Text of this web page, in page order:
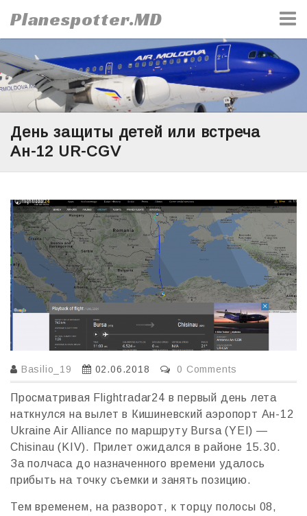
to
content
Planespotter.MD
День защиты детей или встреча
Ан-12 UR-CGV
Basilio_19 02.06.2018 0 Comments
Просматривая Flightradar24 в первый день лета
наткнулся на вылет в Кишиневский аэропорт Aн-12
Ukraine Air Alliance по маршруту Bursa (YEI) —
Chisinau (KIV). Прилет ожидался в районе 15.30.
За полчаса до назначенного времени удалось
прибыть на точку съемки и занять позицию.
Тем временем, на разворот, к торцу полосы 08,